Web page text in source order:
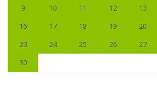
9
10 11 12 13
16
17 18 19 20
23
24 25 26 27
30